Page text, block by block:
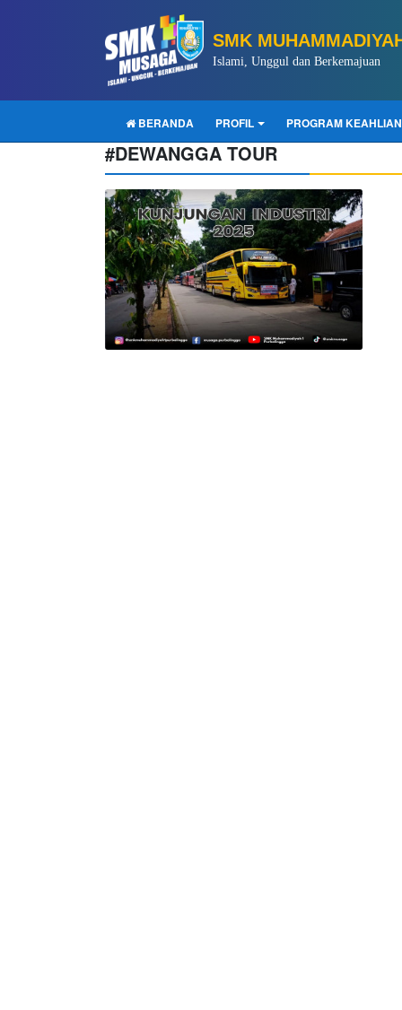
SMK
Islami, Unggul dan Berkemajuan
BERANDA PROFIL PROGRAM KEAHLIAN
#DEWANGGA TOUR